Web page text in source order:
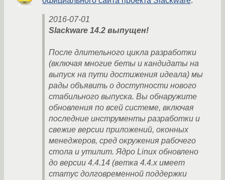
2016-07-01
Slackware 14.2 выпущен!
После длительного цикла разработки
(включая многие беты и кандидаты на
выпуск на пути достижения идеала) мы
рады объявить о доступности нового
стабильного выпуска. Вы обнаружите
обновления по всей системе, включая
последние инструменты разработки и
свежие версии приложений, оконных
менеджеров, сред окружения рабочего
стола и утилит. Ядро Linux обновлено
до версии 4.4.14 (ветка 4.4.х имеет
статус долговременной поддержки